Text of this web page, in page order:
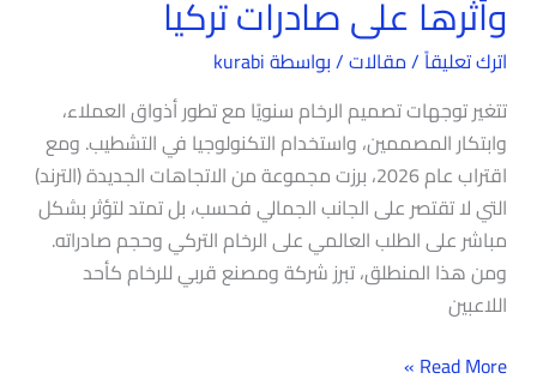
وأثرها على صادرات تركيا
اترك تعليقاً/مقالات/ بواسطةkurabi
تتغير توجهات تصميم الرخام سنويًا مع تطور أذواق العملاء،
وابتكار المصممين، واستخدام التكنولوجيا في التشطيب. ومع
اقتراب عام 2026، برزت مجموعة من الاتجاهات الجديدة (الترند)
التي لا تقتصر على الجانب الجمالي فحسب، بل تمتد لتؤثر بشكل
مباشر على الطلب العالمي على الرخام التركي وحجم صادراته.
ومن هذا المنطلق، تبرز شركة ومصنع قربي للرخام كأحد
اللاعبين
Read More »